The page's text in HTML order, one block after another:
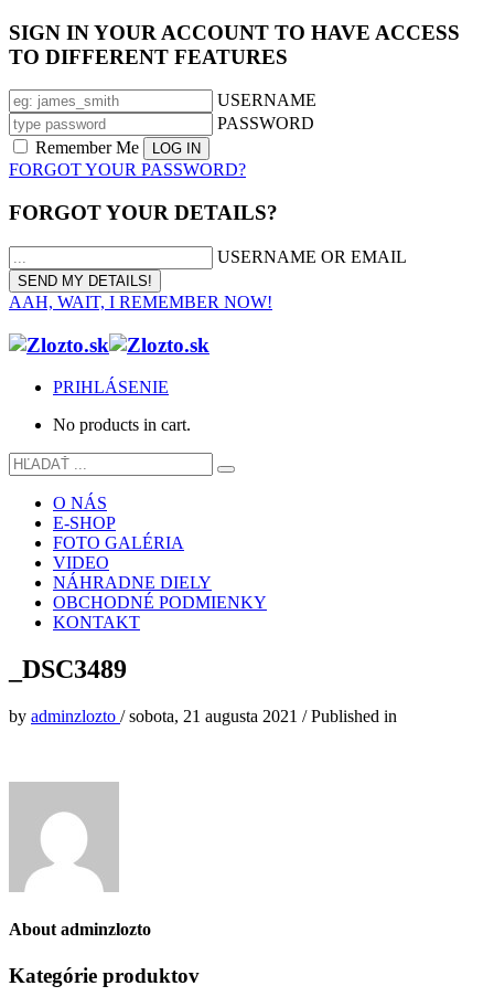
SIGN IN YOUR ACCOUNT TO HAVE ACCESS
TO DIFFERENT FEATURES
USERNAME
PASSWORD
Remember Me
FORGOT YOUR PASSWORD?
FORGOT YOUR DETAILS?
USERNAME OR EMAIL
AAH, WAIT, I REMEMBER NOW!
PRIHLÁSENIE
No products in cart.
O NÁS
E-SHOP
FOTO GALÉRIA
VIDEO
NÁHRADNE DIELY
OBCHODNÉ PODMIENKY
KONTAKT
_DSC3489
by adminzlozto /sobota, 21 augusta 2021 /Published in
About adminzlozto
Kategórie produktov